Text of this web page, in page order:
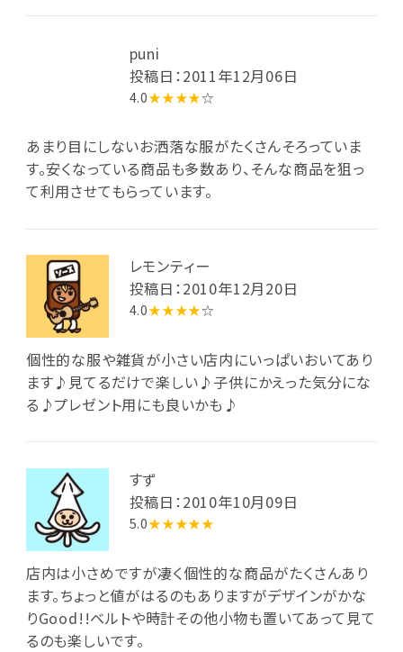
puni
投稿日：2011年12月06日
4.0★★★★☆
あまり目にしないお洒落な服がたくさんそろっていま
す。安くなっている商品も多数あり、そんな商品を狙っ
て利用させてもらっています。
レモンティー
投稿日：2010年12月20日
4.0★★★★☆
個性的な服や雑貨が小さい店内にいっぱいおいてあり
ます♪見てるだけで楽しい♪子供にかえった気分にな
る♪プレゼント用にも良いかも♪
すず
投稿日：2010年10月09日
5.0★★★★★
店内は小さめですが凄く個性的な商品がたくさんあり
ます。ちょっと値がはるのもありますがデザインがかな
りGood!!ベルトや時計その他小物も置いてあって見て
るのも楽しいです。